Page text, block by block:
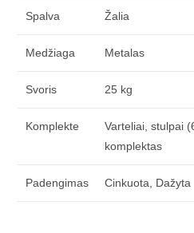
Spalva Žalia
Medžiaga Metalas
Svoris 25 kg
Komplekte
Varteliai, stulpai
komplektas
Padengimas Cinkuota, Dažyta